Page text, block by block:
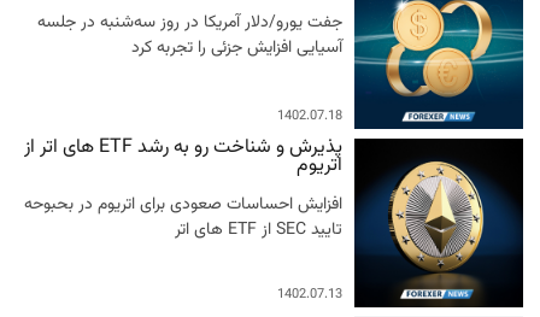
جفت یورو/دلار آمریکا در روز سه‌شنبه در جلسه
آسیایی افزایش جزئی را تجربه کرد
1402.07.18
پذیرش و شناخت رو به رشد ETF های اتر از
اتریوم
افزایش احساسات صعودی برای اتریوم در بحبوحه
تایید SEC از ETF های اتر
1402.07.13